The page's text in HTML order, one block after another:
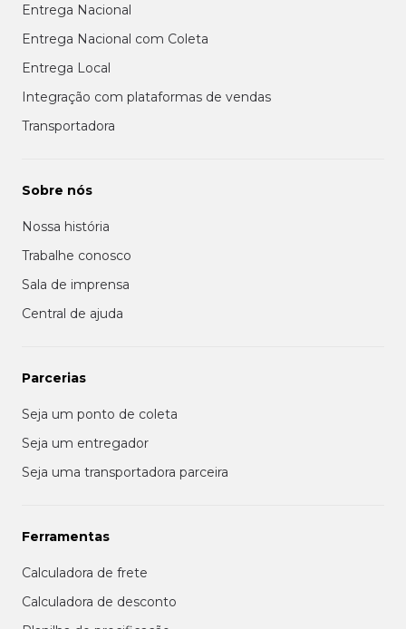
Entrega Nacional
Entrega Nacional com Coleta
Entrega Local
Integração com plataformas de vendas
Transportadora
Sobre nós
Nossa história
Trabalhe conosco
Sala de imprensa
Central de ajuda
Parcerias
Seja um ponto de coleta
Seja um entregador
Seja uma transportadora parceira
Ferramentas
Calculadora de frete
Calculadora de desconto